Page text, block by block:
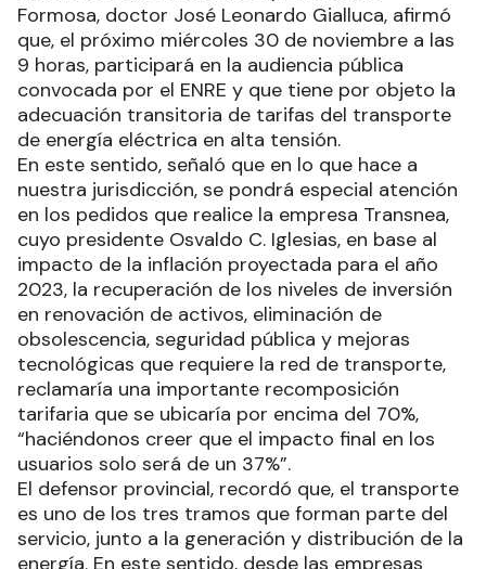
Formosa, doctor José Leonardo Gialluca, afirmó
que, el próximo miércoles 30 de noviembre a las
9 horas, participará en la audiencia pública
convocada por el ENRE y que tiene por objeto la
adecuación transitoria de tarifas del transporte
de energía eléctrica en alta tensión.
En este sentido, señaló que en lo que hace a
nuestra jurisdicción, se pondrá especial atención
en los pedidos que realice la empresa Transnea,
cuyo presidente Osvaldo C. Iglesias, en base al
impacto de la inflación proyectada para el año
2023, la recuperación de los niveles de inversión
en renovación de activos, eliminación de
obsolescencia, seguridad pública y mejoras
tecnológicas que requiere la red de transporte,
reclamaría una importante recomposición
tarifaria que se ubicaría por encima del 70%,
“haciéndonos creer que el impacto final en los
usuarios solo será de un 37%”.
El defensor provincial, recordó que, el transporte
es uno de los tres tramos que forman parte del
servicio, junto a la generación y distribución de la
energía. En este sentido, desde las empresas